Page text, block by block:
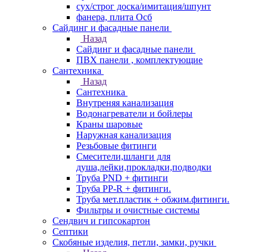
сух/строг доска/имитация/шпунт
фанера, плита Осб
Сайдинг и фасадные панели
Назад
Сайдинг и фасадные панели
ПВХ панели , комплектующие
Сантехника
Назад
Сантехника
Внутреняя канализация
Водонагреватели и бойлеры
Краны шаровые
Наружная канализация
Резьбовые фитинги
Смесители,шланги для
душа,лейки,прокладки,подводки
Труба PND + фитинги
Труба PP-R + фитинги.
Труба мет.пластик + обжим.фитинги.
Фильтры и очистные системы
Сендвич и гипсокартон
Септики
Скобяные изделия, петли, замки, ручки